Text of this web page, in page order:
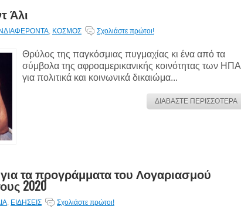
Άλι
, ΚΟΣΜΟΣ Σχολιάστε πρώτοι!
Θρύλος της παγκόσμιας πυγμαχίας κι ένα από τα
σύμβολα της αφροαμερικανικής κοινότητας των ΗΠΑ
για πολιτικά και κοινωνικά δικαιώμα...
ΔΙΑΒΑΣΤΕ ΠΕΡΙΣΣΟΤΕΡΑ
τα προγράμματα του Λογαριασμού
2020
, ΕΙΔΗΣΕΙΣ Σχολιάστε πρώτοι!